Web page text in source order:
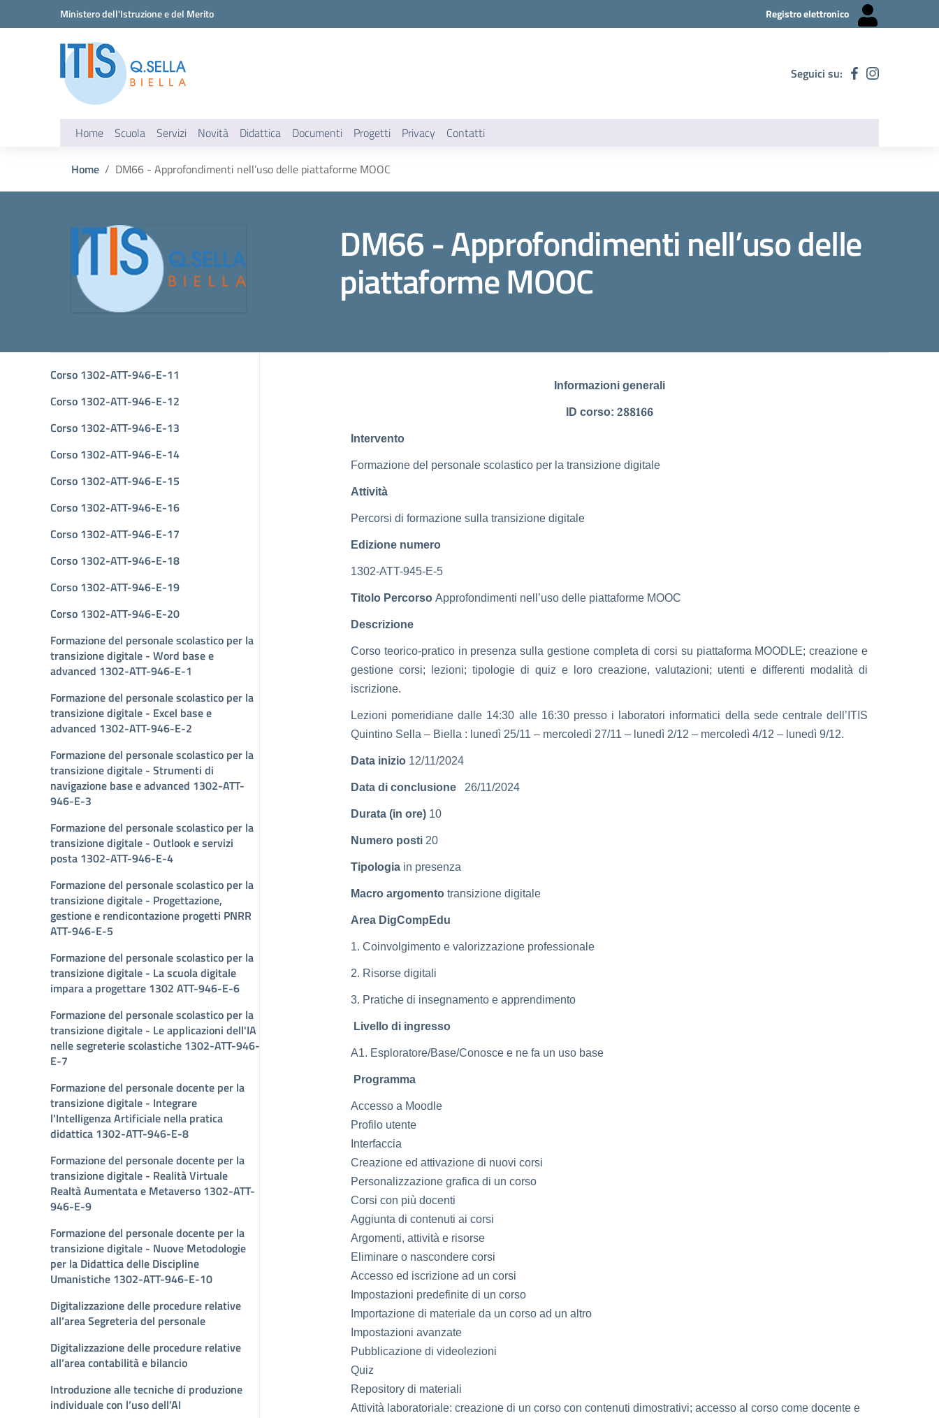
Vai ai contenuti
Vai al menu di navigazioneMinistero dell'Istruzione e del Merito Registro elettronico
Seguici su:
Home Scuola Servizi Novità Didattica Documenti Progetti Privacy Contatti
Home DM66 - Approfondimenti nell’uso delle piattaforme MOOC
DM66 - Approfondimenti nell’uso delle
piattaforme MOOC
Corso 1302-ATT-946-E-11
Corso 1302-ATT-946-E-12
Corso 1302-ATT-946-E-13
Corso 1302-ATT-946-E-14
Corso 1302-ATT-946-E-15
Corso 1302-ATT-946-E-16
Corso 1302-ATT-946-E-17
Corso 1302-ATT-946-E-18
Corso 1302-ATT-946-E-19
Corso 1302-ATT-946-E-20
Formazione del personale scolastico per la
transizione digitale - Word base e
advanced 1302-ATT-946-E-1
Formazione del personale scolastico per la
transizione digitale - Excel base e
advanced 1302-ATT-946-E-2
Formazione del personale scolastico per la
transizione digitale - Strumenti di
navigazione base e advanced 1302-ATT-
946-E-3
Formazione del personale scolastico per la
transizione digitale - Outlook e servizi
posta 1302-ATT-946-E-4
Formazione del personale scolastico per la
transizione digitale - Progettazione,
gestione e rendicontazione progetti PNRR
ATT-946-E-5
Formazione del personale scolastico per la
transizione digitale - La scuola digitale
impara a progettare 1302 ATT-946-E-6
Formazione del personale scolastico per la
transizione digitale - Le applicazioni dell'IA
nelle segreterie scolastiche 1302-ATT-946-
E-7
Formazione del personale docente per la
transizione digitale - Integrare
l'Intelligenza Artificiale nella pratica
didattica 1302-ATT-946-E-8
Formazione del personale docente per la
transizione digitale - Realità Virtuale
Realtà Aumentata e Metaverso 1302-ATT-
946-E-9
Formazione del personale docente per la
transizione digitale - Nuove Metodologie
per la Didattica delle Discipline
Umanistiche 1302-ATT-946-E-10
Digitalizzazione delle procedure relative
all’area Segreteria del personale
Digitalizzazione delle procedure relative
all’area contabilità e bilancio
Introduzione alle tecniche di produzione
individuale con l’uso dell’AI
Informazioni generali
ID corso: 288166
Intervento
Formazione del personale scolastico per la transizione digitale
Attività
Percorsi di formazione sulla transizione digitale
Edizione numero
1302-ATT-945-E-5
Titolo Percorso Approfondimenti nell’uso delle piattaforme MOOC
Descrizione
Corso teorico-pratico in presenza sulla gestione completa di corsi su piattaforma MOODLE; creazione e
gestione corsi; lezioni; tipologie di quiz e loro creazione, valutazioni; utenti e differenti modalità di
iscrizione.
Lezioni pomeridiane dalle 14:30 alle 16:30 presso i laboratori informatici della sede centrale dell’ITIS
Quintino Sella – Biella : lunedì 25/11 – mercoledì 27/11 – lunedì 2/12 – mercoledì 4/12 – lunedì 9/12.
Data inizio 12/11/2024
Data di conclusione 26/11/2024
Durata (in ore) 10
Numero posti 20
Tipologia in presenza
Macro argomento transizione digitale
Area DigCompEdu
1. Coinvolgimento e valorizzazione professionale
2. Risorse digitali
3. Pratiche di insegnamento e apprendimento
Livello di ingresso
A1. Esploratore/Base/Conosce e ne fa un uso base
Programma
Accesso a Moodle
Profilo utente
Interfaccia
Creazione ed attivazione di nuovi corsi
Personalizzazione grafica di un corso
Corsi con più docenti
Aggiunta di contenuti ai corsi
Argomenti, attività e risorse
Eliminare o nascondere corsi
Accesso ed iscrizione ad un corsi
Impostazioni predefinite di un corso
Importazione di materiale da un corso ad un altro
Impostazioni avanzate
Pubblicazione di videolezioni
Quiz
Repository di materiali
Attività laboratoriale: creazione di un corso con contenuti dimostrativi; accesso al corso come docente e